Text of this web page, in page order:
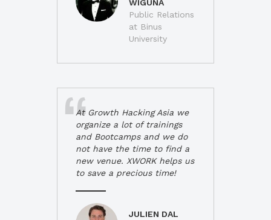
WIGUNA
Public Relations
at Binus
University
At Growth Hacking Asia we
organize a lot of trainings
and Bootcamps and we do
not have the time to find a
new venue. XWORK helps us
to save a precious time!
JULIEN DAL